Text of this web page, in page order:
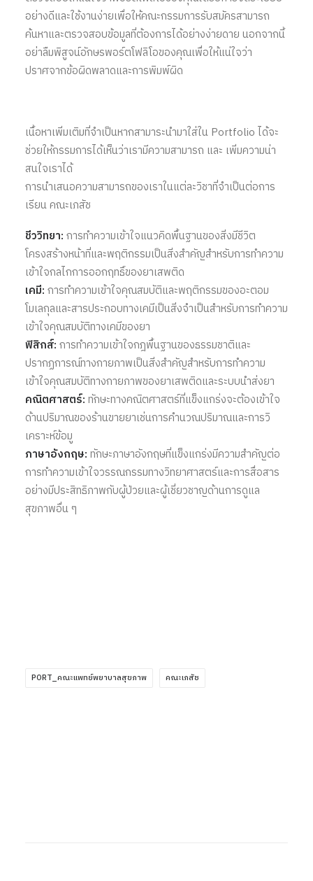
อย่างดีและใช้งานง่ายเพื่อให้คณะกรรมการรับสมัครสามารถ
ค้นหาและตรวจสอบข้อมูลที่ต้องการได้อย่างง่ายดาย นอกจากนี้
อย่าลืมพิสูจน์อักษรพอร์ตโฟลิโอของคุณเพื่อให้แน่ใจว่า
ปราศจากข้อผิดพลาดและการพิมพ์ผิด
เนื้อหาเพิ่มเติมที่จำเป็นหากสามาระนำมาใส่ใน Portfolio ได้จะ
ช่วยให้กรรมการได้เห็นว่าเรามีความสามารถ และ เพิ่มความน่า
สนใจเราได้
การนำเสนอความสามารถของเราในแต่ละวิชาที่จำเป็นต่อการ
เรียน คณะเภสัช
ชีววิทยา: การทําความเข้าใจแนวคิดพื้นฐานของสิ่งมีชีวิต
โครงสร้างหน้าที่และพฤติกรรมเป็นสิ่งสําคัญสําหรับการทําความ
เข้าใจกลไกการออกฤทธิ์ของยาเสพติด
เคมี: การทําความเข้าใจคุณสมบัติและพฤติกรรมของอะตอม
โมเลกุลและสารประกอบทางเคมีเป็นสิ่งจําเป็นสําหรับการทําความ
เข้าใจคุณสมบัติทางเคมีของยา
ฟิสิกส์: การทําความเข้าใจกฎพื้นฐานของธรรมชาติและ
ปรากฏการณ์ทางกายภาพเป็นสิ่งสําคัญสําหรับการทําความ
เข้าใจคุณสมบัติทางกายภาพของยาเสพติดและระบบนําส่งยา
คณิตศาสตร์: ทักษะทางคณิตศาสตร์ที่แข็งแกร่งจะต้องเข้าใจ
ด้านปริมาณของร้านขายยาเช่นการคํานวณปริมาณและการวิ
เคราะห์ข้อมู
ภาษาอังกฤษ: ทักษะภาษาอังกฤษที่แข็งแกร่งมีความสําคัญต่อ
การทําความเข้าใจวรรณกรรมทางวิทยาศาสตร์และการสื่อสาร
อย่างมีประสิทธิภาพกับผู้ป่วยและผู้เชี่ยวชาญด้านการดูแล
สุขภาพอื่น ๆ
PORT_คณะแพทย์พยาบาลสุขภาพ คณะเภสัช